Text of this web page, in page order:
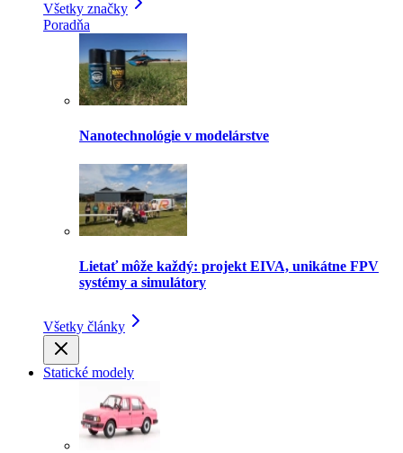
Všetky značky
Poradňa
Nanotechnológie v modelárstve
Lietať môže každý: projekt EIVA, unikátne FPV
systémy a simulátory
Všetky články
Statické modely